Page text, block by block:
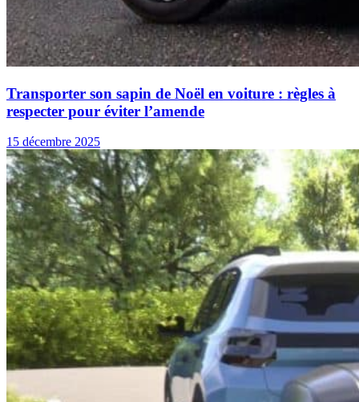
Transporter son sapin de Noël en voiture : règles à
respecter pour éviter l’amende
15 décembre 2025